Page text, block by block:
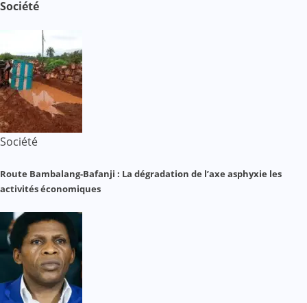
Société
Société
Route Bambalang-Bafanji : La dégradation de l’axe asphyxie les
activités économiques